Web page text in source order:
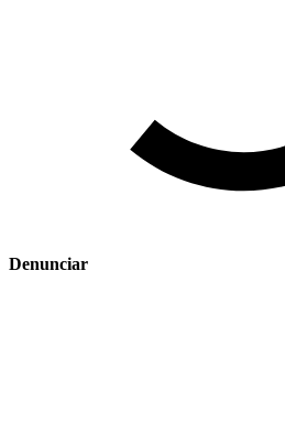
Denunciar